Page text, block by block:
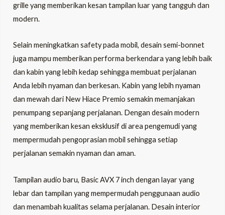
grille yang memberikan kesan tampilan luar yang tangguh dan
modern.
Selain meningkatkan safety pada mobil, desain semi-bonnet
juga mampu memberikan performa berkendara yang lebih baik
dan kabin yang lebih kedap sehingga membuat perjalanan
Anda lebih nyaman dan berkesan. Kabin yang lebih nyaman
dan mewah dari New Hiace Premio semakin memanjakan
penumpang sepanjang perjalanan. Dengan desain modern
yang memberikan kesan eksklusif di area pengemudi yang
mempermudah pengoprasian mobil sehingga setiap
perjalanan semakin nyaman dan aman.
Tampilan audio baru, Basic AVX 7 inch dengan layar yang
lebar dan tampilan yang mempermudah penggunaan audio
dan menambah kualitas selama perjalanan. Desain interior